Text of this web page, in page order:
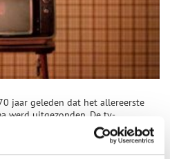
jaar geleden dat het allereerste
werd uitgezonden. De tv-
jaren uit Bussum, pas later
(nu Media Park) in